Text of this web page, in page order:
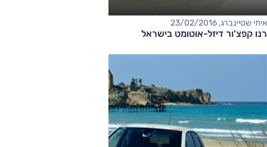
איתי שטיינברג, 23/02/2016
רנו קפצ'ור דיזל-אוטומט בישראל